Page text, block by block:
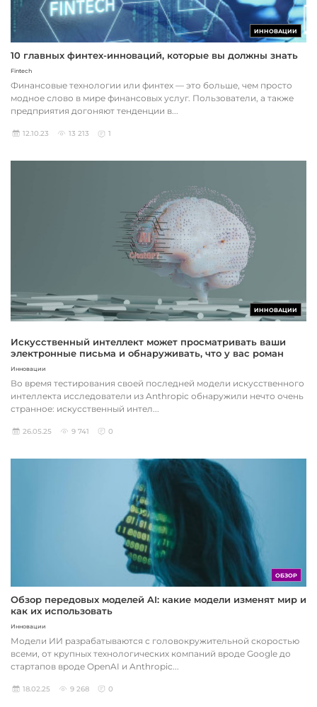
ИННОВАЦИИ
10 главных финтех-инноваций, которые вы должны знать
Fintech
Финансовые технологии или финтех — это больше, чем просто
модное слово в мире финансовых услуг. Пользователи, а также
предприятия догоняют тенденции в...
12.10.23 13 213 1
ИННОВАЦИИ
Искусственный интеллект может просматривать ваши
электронные письма и обнаруживать, что у вас роман
Инновации
Во время тестирования своей последней модели искусственного
интеллекта исследователи из Anthropic обнаружили нечто очень
странное: искусственный интел...
26.05.25 9 741 0
ОБЗОР
Обзор передовых моделей AI: какие модели изменят мир и
как их использовать
Инновации
Модели ИИ разрабатываются с головокружительной скоростью
всеми, от крупных технологических компаний вроде Google до
стартапов вроде OpenAI и Anthropic...
18.02.25 9 268 0